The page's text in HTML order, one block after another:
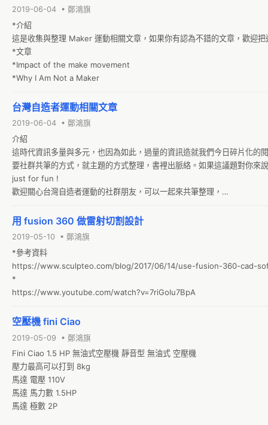
2019-06-04 • 鄭鴻旗
*介紹
這是收集與整理 Maker 運動相關文章，如果你有認為不錯的文章，歡迎
*文章
*Impact of the make movement
*Why I Am Not a Maker
台灣自造者運動相關文章
2019-06-04 • 鄭鴻旗
介紹
這時代資訊多量與多元，也因為如此，過量的資訊造就我們今日碎片化的
要社群共筆的方式，就主題的方式整理，書裡出脈絡。如果這議題對你來
just for fun !
歡迎關心台灣自造者運動的社群朋友，可以一起來共筆整理，
*彭明輝：Maker精神與大學的僵屍制度
用 fusion 360 做雷射切割設計
2019-05-10 • 鄭鴻旗
*參考資料
https://www.sculpteo.com/blog/2017/06/14/use-fusion-360-cad-
*
https://www.youtube.com/watch?v=7riGolu7BpA
空壓機 fini Ciao
2019-05-09 • 鄭鴻旗
Fini Ciao 1.5 HP 無油式空壓機 靜音型 無油式 空壓機
壓力最高可以打到 8kg
馬達 電壓 110V
馬達 馬力數 1.5HP
馬達 極數 2P